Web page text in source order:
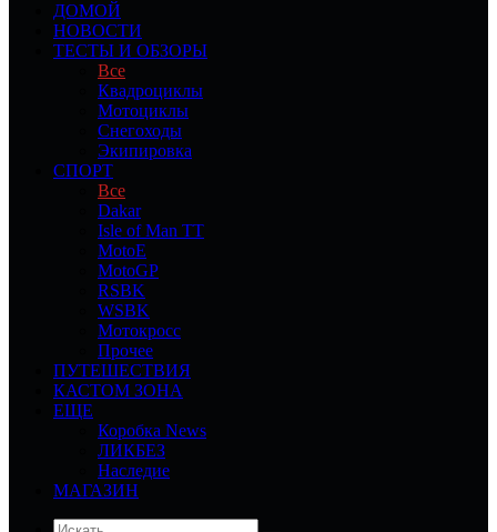
ДОМОЙ
НОВОСТИ
ТЕСТЫ И ОБЗОРЫ
Все
Квадроциклы
Мотоциклы
Снегоходы
Экипировка
СПОРТ
Все
Dakar
Isle of Man TT
MotoE
MotoGP
RSBK
WSBK
Мотокросс
Прочее
ПУТЕШЕСТВИЯ
КАСТОМ ЗОНА
ЕЩЕ
Коробка News
ЛИКБЕЗ
Наследие
МАГАЗИН